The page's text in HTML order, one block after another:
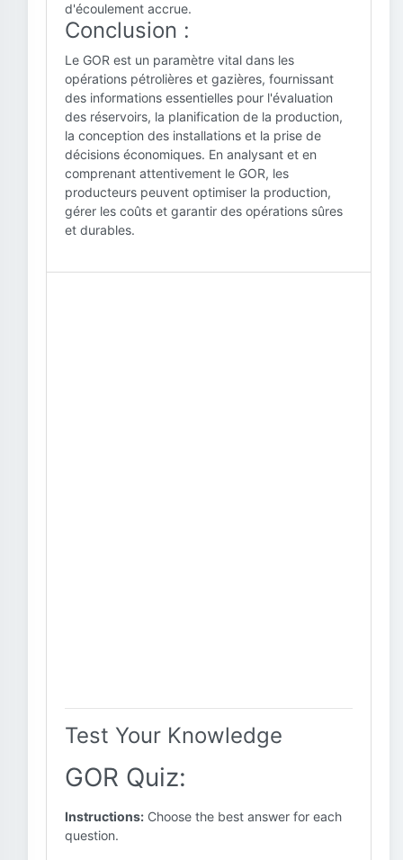
d'écoulement accrue.
Conclusion :
Le GOR est un paramètre vital dans les
opérations pétrolières et gazières, fournissant
des informations essentielles pour l'évaluation
des réservoirs, la planification de la production,
la conception des installations et la prise de
décisions économiques. En analysant et en
comprenant attentivement le GOR, les
producteurs peuvent optimiser la production,
gérer les coûts et garantir des opérations sûres
et durables.
Test Your Knowledge
GOR Quiz:
Instructions: Choose the best answer for each
question.